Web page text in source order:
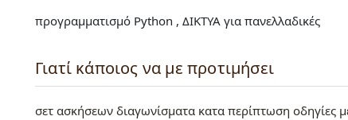
προγραμματισμό Python , ΔΙΚΤΥΑ για πανελλαδικές
Γιατί κάποιος να με προτιμήσει
σετ ασκήσεων διαγωνίσματα κατα περίπτωση οδηγίες